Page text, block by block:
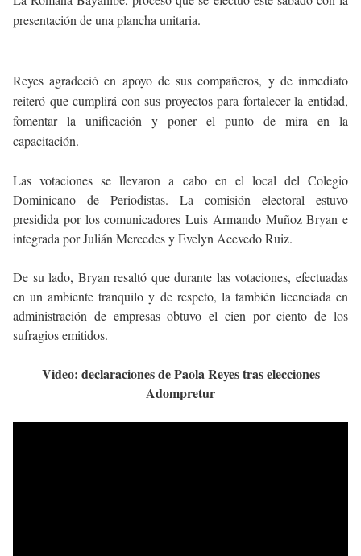
presentación de una plancha unitaria.
Reyes agradeció en apoyo de sus compañeros, y de inmediato
reiteró que cumplirá con sus proyectos para fortalecer la entidad,
fomentar la unificación y poner el punto de mira en la
capacitación.
Las votaciones se llevaron a cabo en el local del Colegio
Dominicano de Periodistas. La comisión electoral estuvo
presidida por los comunicadores Luis Armando Muñoz Bryan e
integrada por Julián Mercedes y Evelyn Acevedo Ruiz.
De su lado, Bryan resaltó que durante las votaciones, efectuadas
en un ambiente tranquilo y de respeto, la también licenciada en
administración de empresas obtuvo el cien por ciento de los
sufragios emitidos.
Video: declaraciones de Paola Reyes tras elecciones
Adompretur